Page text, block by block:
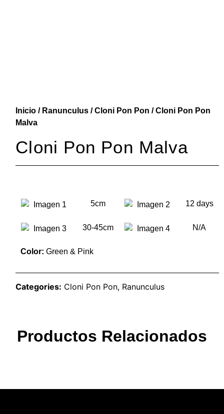
Inicio / Ranunculus /Cloni Pon Pon / Cloni Pon Pon
Malva
Cloni Pon Pon Malva
5cm 12 days
30-45cm N/A
Color: Green & Pink
Categories: Cloni Pon Pon, Ranunculus
Productos Relacionados